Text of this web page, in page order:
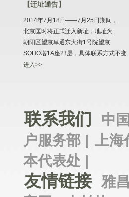
【迁址通告】
2014年7月18日——7月25日期间，
北京匡时将正式迁入新址，地址为
朝阳区望京阜通东大街1号院望京
SOHO塔1A座23层，具体联系方式不变
进入>>
联系我们 中
户服务部 | 上海
本代表处 |
友情链接 雅